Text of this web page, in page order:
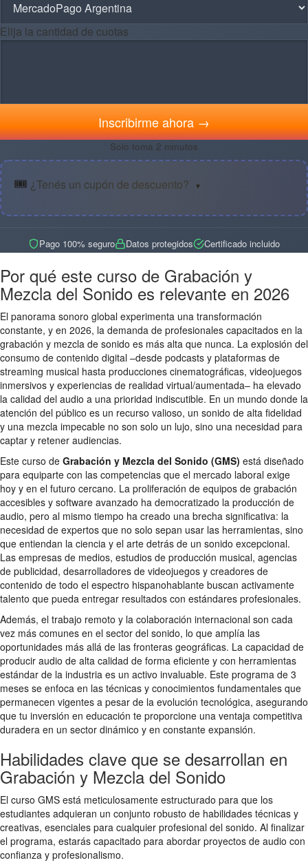
Elija la cantidad de cuotas
Inscribirme ahora →
Solo toma 2 minutos
🎟️ ¿Tenés un cupón de descuento? ▼
Pago 100% seguro Datos protegidos Certificado incluido
Por qué este curso de Grabación y
Mezcla del Sonido es relevante en 2026
El panorama sonoro global experimenta una transformación
constante, y en 2026, la demanda de profesionales capacitados en la
grabación y mezcla de sonido es más alta que nunca. La explosión del
consumo de contenido digital –desde podcasts y plataformas de
streaming musical hasta producciones cinematográficas, videojuegos
inmersivos y experiencias de realidad virtual/aumentada– ha elevado
la calidad del audio a una prioridad indiscutible. En un mundo donde la
atención del público es un recurso valioso, un sonido de alta fidelidad
y una mezcla impecable no son solo un lujo, sino una necesidad para
captar y retener audiencias.
Este curso de Grabación y Mezcla del Sonido (GMS) está diseñado
para equiparte con las competencias que el mercado laboral exige
hoy y en el futuro cercano. La proliferación de equipos de grabación
accesibles y software avanzado ha democratizado la producción de
audio, pero al mismo tiempo ha creado una brecha significativa: la
necesidad de expertos que no solo sepan usar las herramientas, sino
que entiendan la ciencia y el arte detrás de un sonido excepcional.
Las empresas de medios, estudios de producción musical, agencias
de publicidad, desarrolladores de videojuegos y creadores de
contenido de todo el espectro hispanohablante buscan activamente
talento que pueda entregar resultados con estándares profesionales.
Además, el trabajo remoto y la colaboración internacional son cada
vez más comunes en el sector del sonido, lo que amplía las
oportunidades más allá de las fronteras geográficas. La capacidad de
producir audio de alta calidad de forma eficiente y con herramientas
estándar de la industria es un activo invaluable. Este programa de 3
meses se enfoca en las técnicas y conocimientos fundamentales que
permanecen vigentes a pesar de la evolución tecnológica, asegurando
que tu inversión en educación te proporcione una ventaja competitiva
duradera en un sector dinámico y en constante expansión.
Habilidades clave que se desarrollan en
Grabación y Mezcla del Sonido
El curso GMS está meticulosamente estructurado para que los
estudiantes adquieran un conjunto robusto de habilidades técnicas y
creativas, esenciales para cualquier profesional del sonido. Al finalizar
el programa, estarás capacitado para abordar proyectos de audio con
confianza y profesionalismo.